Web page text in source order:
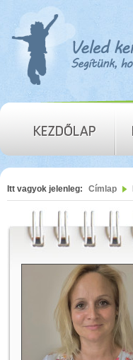
Itt vagyok jelenleg: Címlap